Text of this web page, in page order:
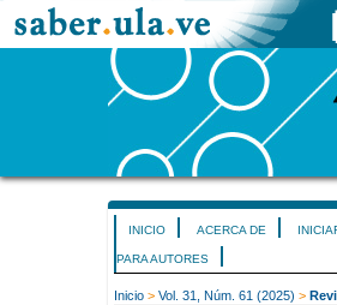
INICIO ACERCA DE
PARA AUTORES
Inicio > Vol. 31, Núm. 61 (2025) >